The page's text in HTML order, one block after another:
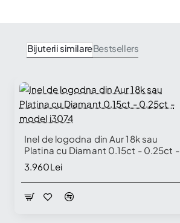
Bijuterii similareBestsellers
Inel de logodna din Aur 18k sau
Platina cu Diamant 0.15ct - 0.25ct -
model i3074
3.960Lei